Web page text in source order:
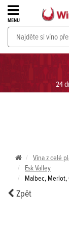
24
MENU
Vína z celé
Esk Valley
Malbec, Merlot,
Zpět